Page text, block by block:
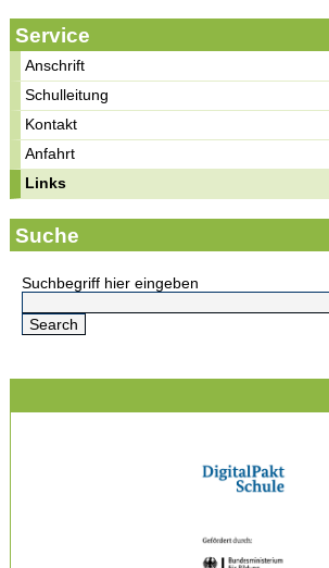
Service
Anschrift
Schulleitung
Kontakt
Anfahrt
Links
Suche
Suchbegriff hier eingeben